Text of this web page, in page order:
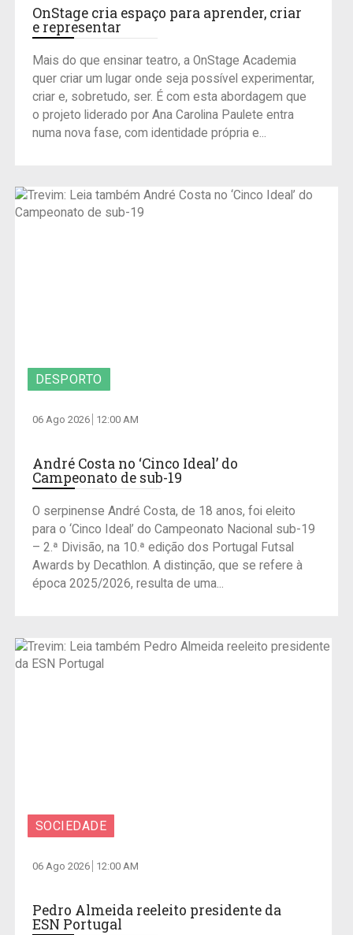
OnStage cria espaço para aprender, criar
e representar
Mais do que ensinar teatro, a OnStage Academia
quer criar um lugar onde seja possível experimentar,
criar e, sobretudo, ser. É com esta abordagem que
o projeto liderado por Ana Carolina Paulete entra
numa nova fase, com identidade própria e...
DESPORTO
06 Ago 2026 12:00 AM
André Costa no ‘Cinco Ideal’ do
Campeonato de sub-19
O serpinense André Costa, de 18 anos, foi eleito
para o ‘Cinco Ideal’ do Campeonato Nacional sub-19
– 2.ª Divisão, na 10.ª edição dos Portugal Futsal
Awards by Decathlon. A distinção, que se refere à
época 2025/2026, resulta de uma...
SOCIEDADE
06 Ago 2026 12:00 AM
Pedro Almeida reeleito presidente da
ESN Portugal